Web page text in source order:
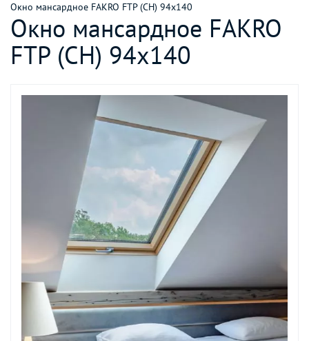
Окно мансардное FAKRO FTP (CH) 94х140
Окно мансардное FAKRO
FTP (CH) 94х140